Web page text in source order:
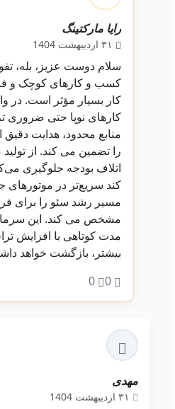
رایا مارکتینگ
۳۱ اردیبهشت 1404
سلام دوست عزیز، بله،
کسب و کارهای کوچک و
کار بسیار مؤثر است. در
کارهای نوپا حتی ضروری‌
منابع محدود، هدایت
را تضمین می‌ کند. از
اتلاف بودجه جلوگیری
کند سریع‌تر در موتورهای
مسیر رشد سئو را برای
مشخص می‌ کند. این
مدت کوتاهی با افزایش
بیشتر، بازگشت خواهد
0
0
مهدی
۳۱ اردیبهشت 1404